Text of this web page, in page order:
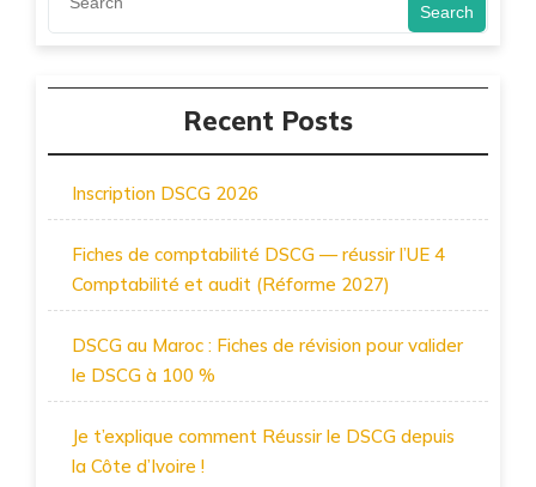
Search
Recent Posts
Inscription DSCG 2026
Fiches de comptabilité DSCG — réussir l’UE 4
Comptabilité et audit (Réforme 2027)
DSCG au Maroc : Fiches de révision pour valider
le DSCG à 100 %
Je t’explique comment Réussir le DSCG depuis
la Côte d’Ivoire !